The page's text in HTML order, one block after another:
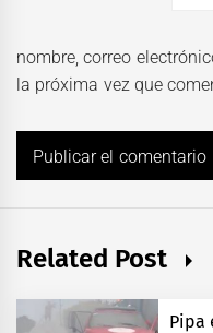
nombre, correo
la próxima vez que
Related Post
Pipa